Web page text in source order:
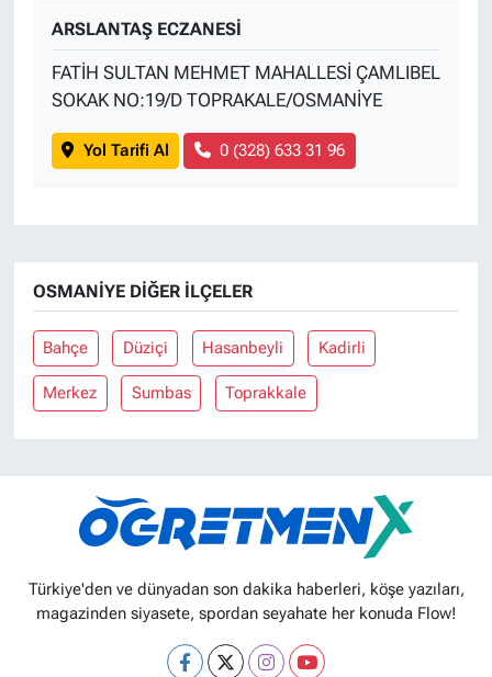
ARSLANTAŞ ECZANESİ
FATİH SULTAN MEHMET MAHALLESİ ÇAMLIBEL
SOKAK NO:19/D TOPRAKALE/OSMANİYE
Yol Tarifi Al 0 (328) 633 31 96
OSMANIYE DIĞER İLÇELER
Bahçe Düziçi Hasanbeyli Kadirli
Merkez Sumbas Toprakkale
Türkiye'den ve dünyadan son dakika haberleri, köşe yazıları,
magazinden siyasete, spordan seyahate her konuda Flow!